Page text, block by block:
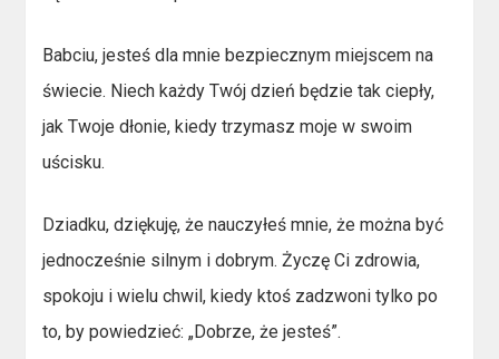
Babciu, jesteś dla mnie bezpiecznym miejscem na
świecie. Niech każdy Twój dzień będzie tak ciepły,
jak Twoje dłonie, kiedy trzymasz moje w swoim
uścisku.
Dziadku, dziękuję, że nauczyłeś mnie, że można być
jednocześnie silnym i dobrym. Życzę Ci zdrowia,
spokoju i wielu chwil, kiedy ktoś zadzwoni tylko po
to, by powiedzieć: „Dobrze, że jesteś”.